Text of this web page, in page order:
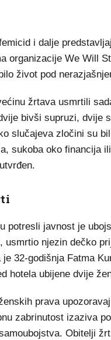
i dalje
organizacije We Will
život pod
žrtava usmrtili
bivši supruzi, dvije
slučajeva zločini su
sukoba oko financija
potresli javnost je
usmrtio njezin dečko
je 32-godišnja Fatma
hotela ubijene dvije
prava
zabrinutost izaziva
Obitelji